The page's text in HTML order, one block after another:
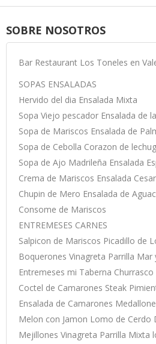
SOBRE NOSOTROS
Bar Restaurant Los Toneles en
SOPAS ENSALADAS
Hervido del dia Ensalada Mixta
Sopa Viejo pescador Ensalada de
Sopa de Mariscos Ensalada de
Sopa de Cebolla Corazon de
Sopa de Ajo Madrileña Ensalada
Crema de Mariscos Ensalada
Chupin de Mero Ensalada de
Consome de Mariscos
ENTREMESES CARNES
Salpicon de Mariscos Picadillo de
Boquerones Vinagreta Parrilla Mar
Entremeses mi Taberna
Coctel de Camarones Steak
Ensalada de Camarones
Melon con Jamon Lomo de Cerdo
Mejillones Vinagreta Parrilla Mixta